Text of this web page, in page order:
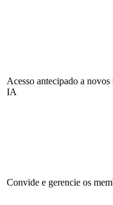
Acesso antecipado a novos
IA
Convide e gerencie os